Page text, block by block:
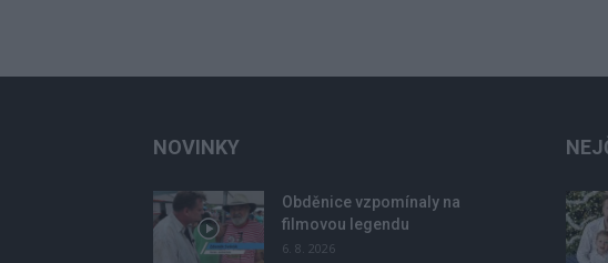
NOVINKY
Obděnice vzpomínaly na
filmovou legendu
6. 8. 2026